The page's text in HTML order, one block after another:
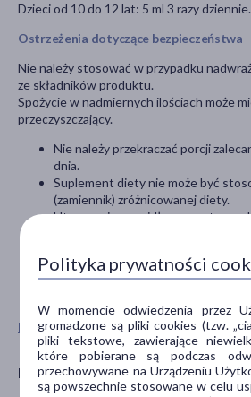
Pokaż wszystkie produkty HERBAPOL
Producent
Dzieci od 10 do 12 lat: 5 ml 3 razy dziennie.
Ostrzeżenia dotyczące bezpieczeństwa
Nie należy stosować w przypadku
ze składników produktu.
Spożycie w nadmiernych ilościach może
przeczyszczający.
Nie należy przekraczać porcji
dnia.
Suplement diety nie może być
(zamiennik) zróżnicowanej diety.
Utrzymanie prawidłowego stanu
Przechowywać w temperaturze
Przechowywać w sposób
Polityka prywatności
W momencie odwiedzenia przez
gromadzone są pliki cookies (tzw.
pliki tekstowe, zawierające
które pobierane są podczas
przechowywane na Urządzeniu
są powszechnie stosowane w celu